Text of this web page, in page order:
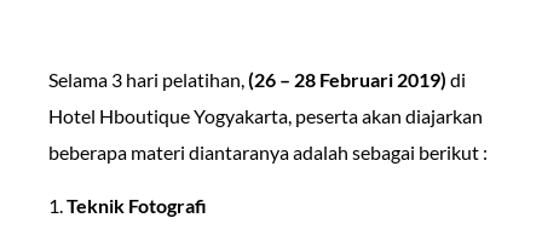
Selama 3 hari pelatihan,(26 – 28 Februari 2019) di
Hotel Hboutique Yogyakarta, peserta akan diajarkan
beberapa materi diantaranya adalah sebagai berikut :
1.Teknik Fotografi